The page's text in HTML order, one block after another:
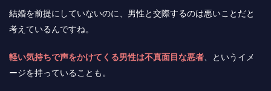
結婚を前提にしていないのに、男性と交際するのは悪いことだと
考えているんですね。
軽い気持ちで声をかけてくる男性は不真面目な悪者、というイメ
ージを持っていることも。